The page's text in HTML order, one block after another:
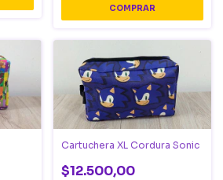
Cartuchera XL Cordura Sonic
$12.500,00